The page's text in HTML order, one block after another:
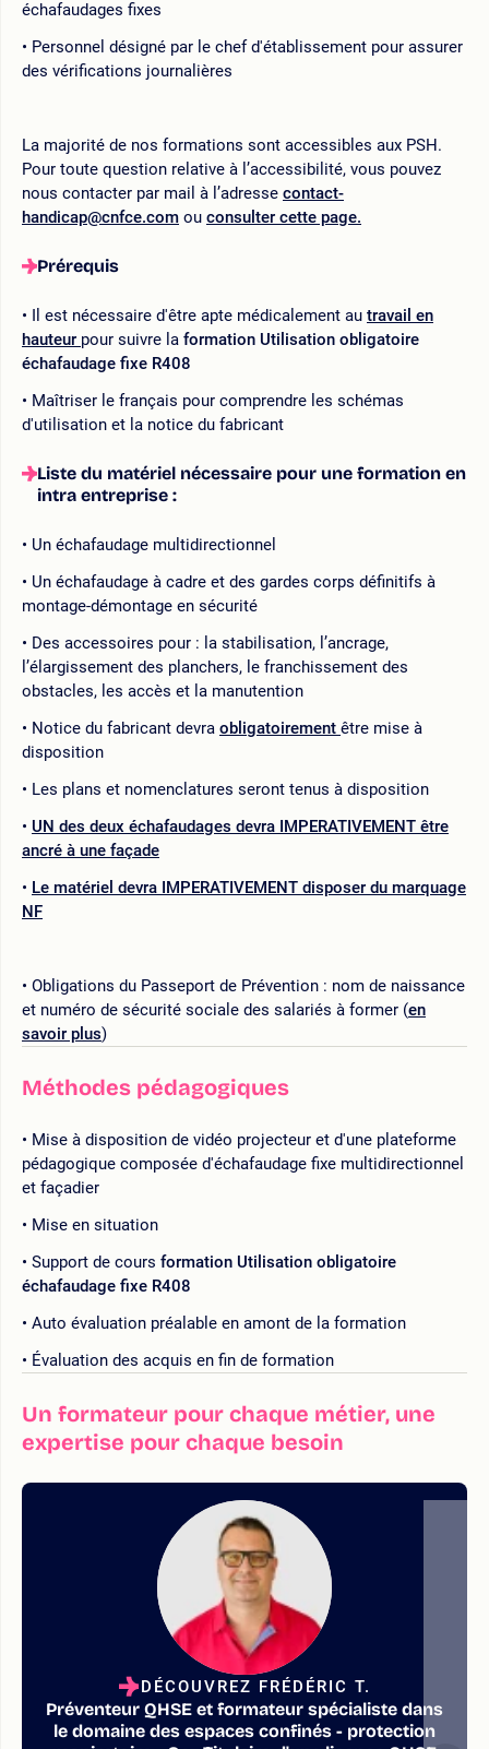
échafaudages fixes
Personnel désigné par le chef d'établissement pour assurer
des vérifications journalières
La majorité de nos formations sont accessibles aux PSH.
Pour toute question relative à l’accessibilité, vous pouvez
nous contacter par mail à l’adresse contact-
handicap@cnfce.com ou consulter cette page.
Prérequis
Il est nécessaire d'être apte médicalement au travail en
hauteur pour suivre la formation Utilisation obligatoire
échafaudage fixe R408
Maîtriser le français pour comprendre les schémas
d'utilisation et la notice du fabricant
Liste du matériel nécessaire pour une formation en
intra entreprise :
Un échafaudage multidirectionnel
Un échafaudage à cadre et des gardes corps définitifs à
montage-démontage en sécurité
Des accessoires pour : la stabilisation, l’ancrage,
l’élargissement des planchers, le franchissement des
obstacles, les accès et la manutention
Notice du fabricant devra obligatoirement être mise à
disposition
Les plans et nomenclatures seront tenus à disposition
UN des deux échafaudages devra IMPERATIVEMENT être
ancré à une façade
Le matériel devra IMPERATIVEMENT disposer du marquage
NF
Obligations du Passeport de Prévention : nom de naissance
et numéro de sécurité sociale des salariés à former (en
savoir plus)
Méthodes pédagogiques
Mise à disposition de vidéo projecteur et d'une plateforme
pédagogique composée d'échafaudage fixe multidirectionnel
et façadier
Mise en situation
Support de cours formation Utilisation obligatoire
échafaudage fixe R408
Auto évaluation préalable en amont de la formation
Évaluation des acquis en fin de formation
Un formateur pour chaque métier, une
expertise pour chaque besoin
DÉCOUVREZ FRÉDÉRIC T.
Préventeur QHSE et formateur spécialiste dans
le domaine des espaces confinés - protection